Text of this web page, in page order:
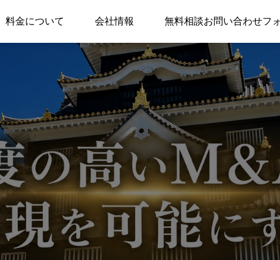
料金について 会社情報 無料相談お問い合わせフ
デューデリジェンス（DD）